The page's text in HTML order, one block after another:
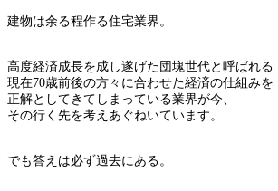
建物は余る程作る住宅業界。
高度経済成長を成し遂げた団塊世代と呼ばれる
現在70歳前後の方々に合わせた経済の仕組みを
正解としてきてしまっている業界が今、
その行く先を考えあぐねいています。
でも答えは必ず過去にある。